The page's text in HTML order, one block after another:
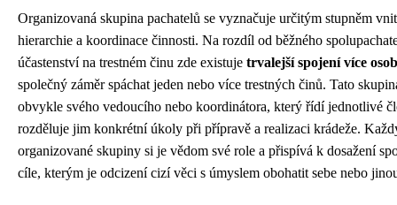
Organizovaná skupina pachatelů se vyznačuje určitým stupněm
hierarchie a koordinace činnosti. Na rozdíl od běžného
účastenství na trestném činu zde existuje trvalejší spojení více osob
společný záměr spáchat jeden nebo více trestných činů. Tato
obvykle svého vedoucího nebo koordinátora, který řídí jednotlivé
rozděluje jim konkrétní úkoly při přípravě a realizaci krádeže.
organizované skupiny si je vědom své role a přispívá k dosažení
cíle, kterým je odcizení cizí věci s úmyslem obohatit sebe nebo